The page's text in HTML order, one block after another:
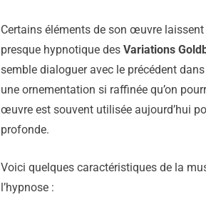
Certains éléments de son œuvre
presque hypnotique des Variations
semble dialoguer avec le précédent
une ornementation si raffinée qu’on
œuvre est souvent utilisée aujourd’hui
profonde.
Voici quelques caractéristiques de la
l’hypnose :